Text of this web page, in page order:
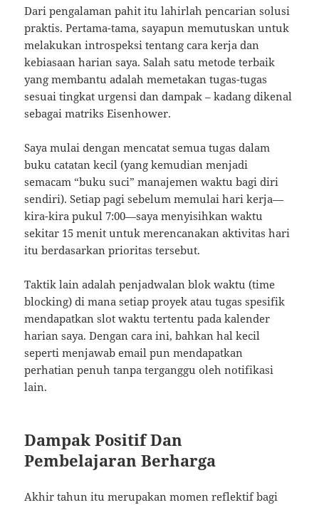
Dari pengalaman pahit itu lahirlah pencarian solusi
praktis. Pertama-tama, sayapun memutuskan untuk
melakukan introspeksi tentang cara kerja dan
kebiasaan harian saya. Salah satu metode terbaik
yang membantu adalah memetakan tugas-tugas
sesuai tingkat urgensi dan dampak – kadang dikenal
sebagai matriks Eisenhower.
Saya mulai dengan mencatat semua tugas dalam
buku catatan kecil (yang kemudian menjadi
semacam “buku suci” manajemen waktu bagi diri
sendiri). Setiap pagi sebelum memulai hari kerja—
kira-kira pukul 7:00—saya menyisihkan waktu
sekitar 15 menit untuk merencanakan aktivitas hari
itu berdasarkan prioritas tersebut.
Taktik lain adalah penjadwalan blok waktu (time
blocking) di mana setiap proyek atau tugas spesifik
mendapatkan slot waktu tertentu pada kalender
harian saya. Dengan cara ini, bahkan hal kecil
seperti menjawab email pun mendapatkan
perhatian penuh tanpa terganggu oleh notifikasi
lain.
Dampak Positif Dan
Pembelajaran Berharga
Akhir tahun itu merupakan momen reflektif bagi